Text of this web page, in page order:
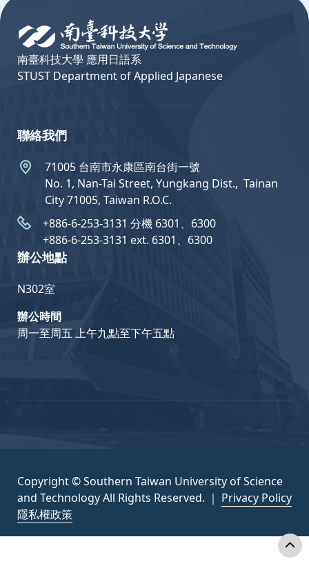
南臺科技大學 應用日語系
STUST Department of Applied Japanese
聯絡我們
71005 台南市永康區南台街一號
No. 1, Nan-Tai Street, Yungkang Dist.,  Tainan
City 71005, Taiwan R.O.C.
+886-6-253-3131 分機 6301、6300
+886-6-253-3131 ext. 6301、6300
辦公地點
N302室
辦公時間
周一至周五 上午九點至下午五點
Copyright © Southern Taiwan University of Science
and Technology All Rights Reserved. ｜ Privacy Policy
隱私權政策